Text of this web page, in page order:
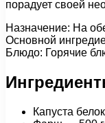
порадует своей
Назначение: На
Основной
Блюдо: Горячие
Капуста